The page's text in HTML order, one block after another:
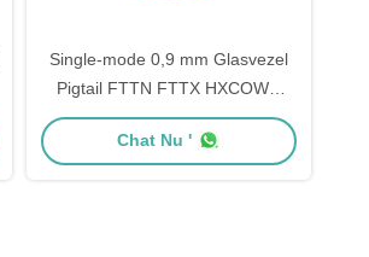
Single-mode 0,9 mm Glasvezel
Pigtail FTTN FTTX HXCOWO
UPC APC Simplex FC
Chat Nu '